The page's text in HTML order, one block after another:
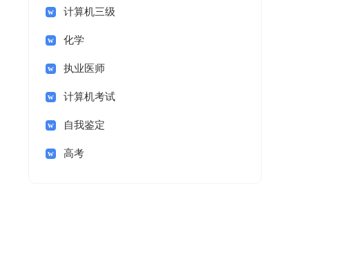
计算机三级
化学
执业医师
计算机考试
自我鉴定
高考